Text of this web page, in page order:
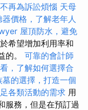
再為訴訟煩惱 天母
價格，了解老年人
屋頂防水，避免
希望增加利用率和
的。 可靠的會計師
，了解如何選擇合
墓的選擇，打造一個
各類活動的需求 用
服務，但是在預訂過